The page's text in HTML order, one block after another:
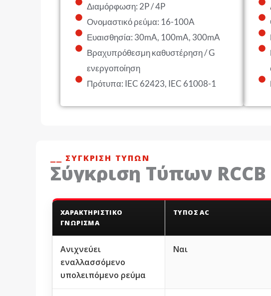
Διαμόρφωση: 2P / 4P
Ονομαστικό ρεύμα: 16-100A
Ευαισθησία: 30mA, 100mA, 300mA
Βραχυπρόθεσμη καθυστέρηση / G
ενεργοποίηση
Πρότυπα: IEC 62423, IEC 61008-1
⎯⎯ ΣΎΓΚΡΙΣΗ ΤΎΠΩΝ
Σύγκριση Τύπων RCCB
ΧΑΡΑΚΤΗΡΙΣΤΙΚΌ
ΓΝΏΡΙΣΜΑ
ΤΎΠΟΣ AC
Ανιχνεύει
εναλλασσόμενο
υπολειπόμενο ρεύμα
Ναι